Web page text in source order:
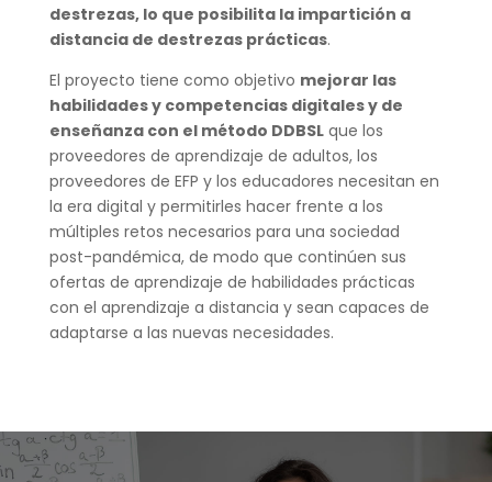
destrezas, lo que posibilita la impartición a
distancia de destrezas prácticas.
El proyecto tiene como objetivo mejorar las
habilidades y competencias digitales y de
enseñanza con el método DDBSLque los
proveedores de aprendizaje de adultos, los
proveedores de EFP y los educadores necesitan en
la era digital y permitirles hacer frente a los
múltiples retos necesarios para una sociedad
post-pandémica, de modo que continúen sus
ofertas de aprendizaje de habilidades prácticas
con el aprendizaje a distancia y sean capaces de
adaptarse a las nuevas necesidades.